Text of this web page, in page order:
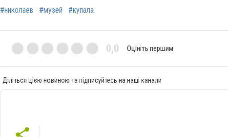
#николаев #музей #купала
0,0 Оцініть першим
Діліться цією новиною та підписуйтесь на наші канали